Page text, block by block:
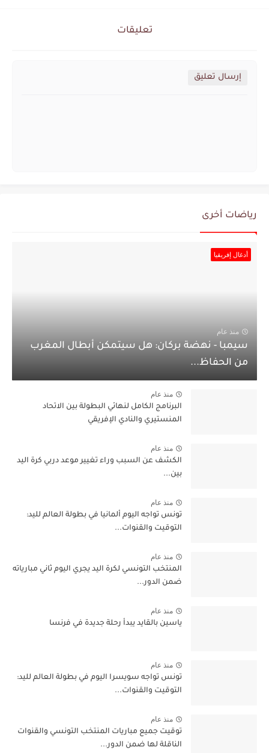
تعليقات
إرسال تعليق
رياضات أخرى
أدغال إفريقيا
منذ عام
سيمبا - نهضة بركان: هل سيتمكن أبطال المغرب
من الحفاظ...
منذ عام
البرنامج الكامل لنهائي البطولة بين الاتحاد
المنستيري والنادي الإفريقي
منذ عام
الكشف عن السبب وراء تغيير موعد دربي كرة اليد
بين...
منذ عام
تونس تواجه اليوم ألمانيا في بطولة العالم لليد:
التوقيت والقنوات...
منذ عام
المنتخب التونسي لكرة اليد يجري اليوم ثاني مبارياته
ضمن الدور...
منذ عام
ياسين بالقايد يبدأ رحلة جديدة في فرنسا
منذ عام
تونس تواجه سويسرا اليوم في بطولة العالم لليد:
التوقيت والقنوات...
منذ عام
توقيت جميع مباريات المنتخب التونسي والقنوات
الناقلة لها ضمن الدور...